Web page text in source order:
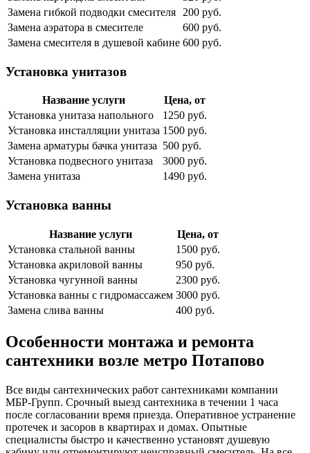
Замена гибкой подводки смесителя
200 руб.
Замена аэратора в смесителе
600 руб.
Замена смесителя в душевой кабине 600 руб.
Установка унитазов
Название услуги
Цена, от
Установка унитаза напольного
1250 руб.
Установка инсталляции унитаза 1500 руб.
Замена арматуры бачка унитаза 500 руб.
Установка подвесного унитаза
3000 руб.
Замена унитаза
1490 руб.
Установка ванны
Название услуги
Цена, от
Установка стальной ванны
1500 руб.
Установка акриловой ванны
950 руб.
Установка чугунной ванны
2300 руб.
Установка ванны с гидромассажем 3000 руб.
Замена слива ванны
400 руб.
Особенности монтажа и ремонта
сантехники возле метро Потапово
Все виды сантехнических работ сантехниками компании
МБР-Групп. Срочный выезд сантехника в течении 1 часа
после согласовании время приезда. Оперативное устранение
протечек и засоров в квартирах и домах. Опытные
специалисты быстро и качественно установят душевую